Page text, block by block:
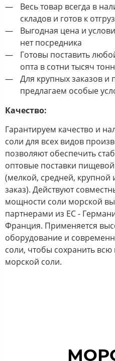
Весь товар всегда в
складов и готов к
Выгодная цена и
нет посредника
Готовы поставить
опта в сотни тысяч тонн
Для крупных заказов и
предлагаем особые
Качество:
Гарантируем качество и
соли для всех видов
позволяют обеспечить
оптовые поставки
(мелкой, средней,
заказ). Действуют
мощности соли морской
партнерами из ЕС -
Франция. Применяется
оборудование и
соли, чтобы сохранить всю
морской соли.